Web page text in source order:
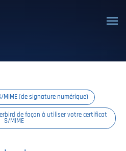
SSL/TLS de confiance
MIME (de signature numérique)
de façon à utiliser votre certificat
S/MIME